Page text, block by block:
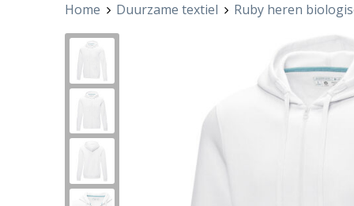
Home Duurzame textiel Ruby heren